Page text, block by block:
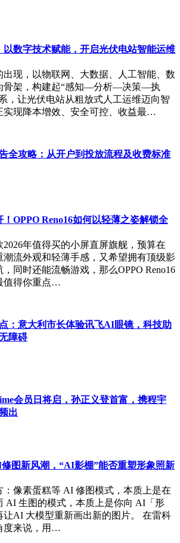
以数字技术赋能，开启光伏电站智能运维
出现，以物联网、大数据、人工智能、数
骨架，构建起“感知—分析—决策—执
，让光伏电站从粗放式人工运维迈向智
实现降本增效、安全可控、收益最…
全攻略：从开户到投放流程及收费标准
！OPPO Reno16如何以轻薄之姿解锁全
年值得买的小屏直屏旗舰，预算在
潮流外观和轻薄手感，又希望拥有顶级影
同时还能流畅游戏，那么OPPO Reno16
值得你重点…
：意大利市长体验讯飞AI眼镜，科技助
障碍
会员日将启，孙正义登首富，携程宇
出
图新风潮，“AI影棚”能否重塑形象照新
像素蛋糕等 AI 修图模式，本质上是在
AI 生图的模式，本质上是你向 AI「形
让AI 大模型重新画出新的图片。 在雷科
度来说，用…